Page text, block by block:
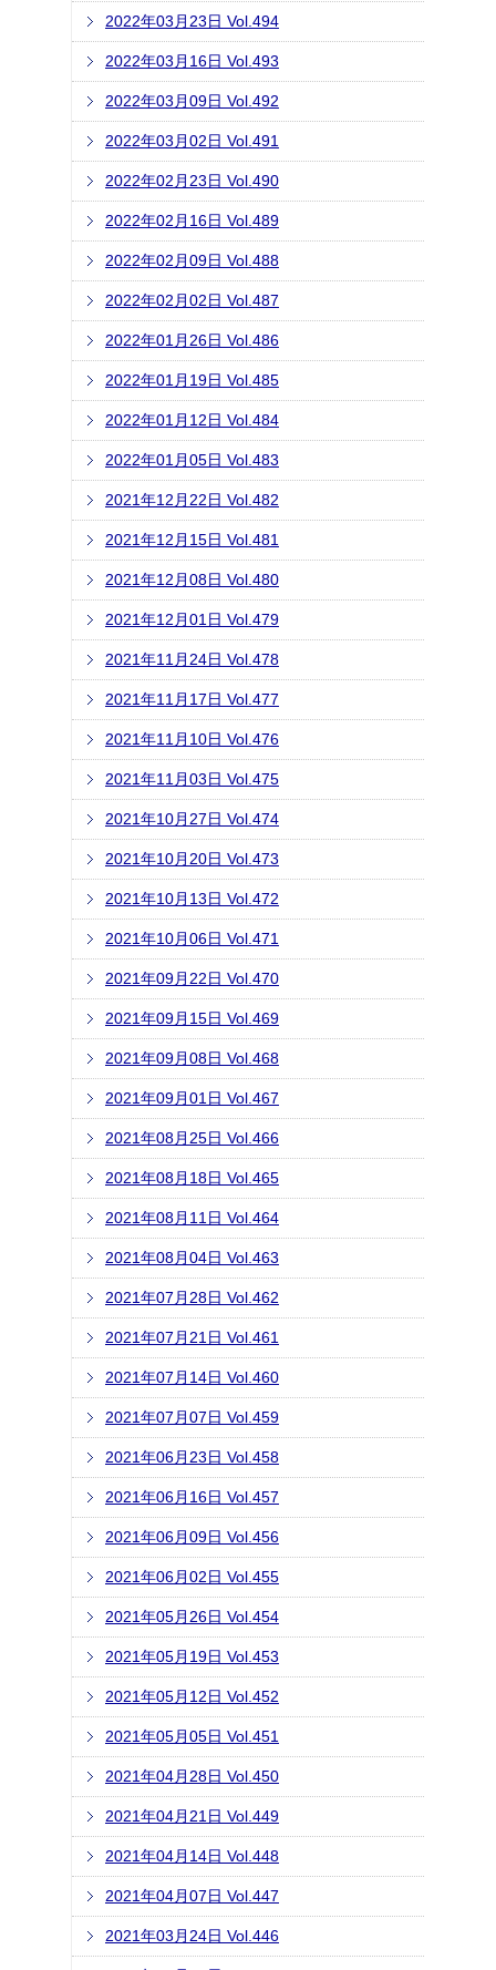
2022年03月23日 Vol.494
2022年03月16日 Vol.493
2022年03月09日 Vol.492
2022年03月02日 Vol.491
2022年02月23日 Vol.490
2022年02月16日 Vol.489
2022年02月09日 Vol.488
2022年02月02日 Vol.487
2022年01月26日 Vol.486
2022年01月19日 Vol.485
2022年01月12日 Vol.484
2022年01月05日 Vol.483
2021年12月22日 Vol.482
2021年12月15日 Vol.481
2021年12月08日 Vol.480
2021年12月01日 Vol.479
2021年11月24日 Vol.478
2021年11月17日 Vol.477
2021年11月10日 Vol.476
2021年11月03日 Vol.475
2021年10月27日 Vol.474
2021年10月20日 Vol.473
2021年10月13日 Vol.472
2021年10月06日 Vol.471
2021年09月22日 Vol.470
2021年09月15日 Vol.469
2021年09月08日 Vol.468
2021年09月01日 Vol.467
2021年08月25日 Vol.466
2021年08月18日 Vol.465
2021年08月11日 Vol.464
2021年08月04日 Vol.463
2021年07月28日 Vol.462
2021年07月21日 Vol.461
2021年07月14日 Vol.460
2021年07月07日 Vol.459
2021年06月23日 Vol.458
2021年06月16日 Vol.457
2021年06月09日 Vol.456
2021年06月02日 Vol.455
2021年05月26日 Vol.454
2021年05月19日 Vol.453
2021年05月12日 Vol.452
2021年05月05日 Vol.451
2021年04月28日 Vol.450
2021年04月21日 Vol.449
2021年04月14日 Vol.448
2021年04月07日 Vol.447
2021年03月24日 Vol.446